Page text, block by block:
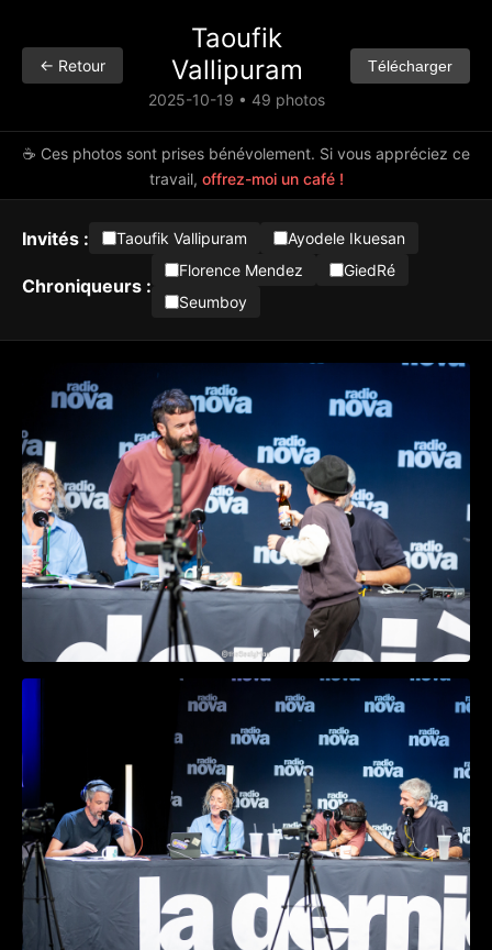
← Retour
Taoufik
Vallipuram
2025-10-19 • 49 photos
Télécharger
☕ Ces photos sont prises bénévolement. Si vous appréciez ce
travail, offrez-moi un café !
Invités : Taoufik Vallipuram Ayodele Ikuesan
Chroniqueurs :
Florence Mendez
GiedRé
Seumboy